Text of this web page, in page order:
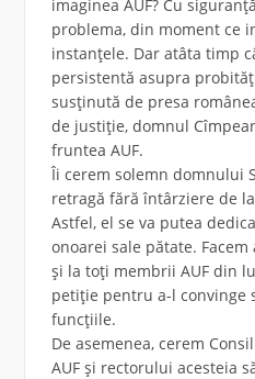
imaginea AUF? Cu
problema, din moment ce
instanțele. Dar atâta timp
persistentă asupra
susținută de presa
de justiție, domnul
fruntea AUF.
Îi cerem solemn domnului
retragă fără întârziere de
Astfel, el se va putea
onoarei sale pătate.
și la toți membrii AUF din
petiție pentru a-l convinge
funcțiile.
De asemenea, cerem
AUF și rectorului acesteia